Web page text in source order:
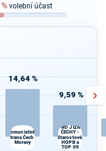
volební účast
14,64 %
Komunistická
strana Čech a
Moravy
9,59 %
PRO JIŽNÍ
ČECHY -
Starostové,
HOPB a
TOP 09